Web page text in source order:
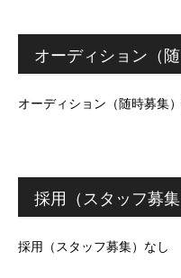
オーディション（随
オーディション（随時募集
採用（スタッフ募集
採用（スタッフ募集）なし